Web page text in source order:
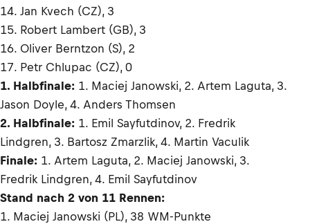
14. Jan Kvech (CZ), 3
15. Robert Lambert (GB), 3
16. Oliver Berntzon (S), 2
17. Petr Chlupac (CZ), 0
1. Halbfinale: 1. Maciej Janowski, 2. Artem Laguta, 3.
Jason Doyle, 4. Anders Thomsen
2. Halbfinale: 1. Emil Sayfutdinov, 2. Fredrik
Lindgren, 3. Bartosz Zmarzlik, 4. Martin Vaculik
Finale: 1. Artem Laguta, 2. Maciej Janowski, 3.
Fredrik Lindgren, 4. Emil Sayfutdinov
Stand nach 2 von 11 Rennen:
1. Maciej Janowski (PL), 38 WM-Punkte